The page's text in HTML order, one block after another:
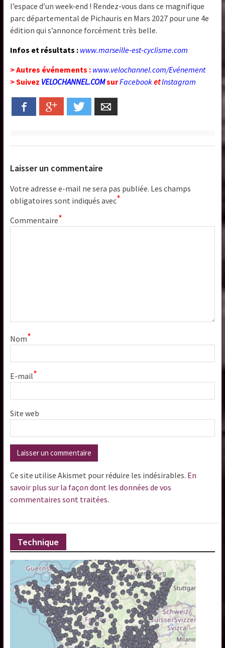
l’espace d’un week-end ! Rendez-vous dans ce magnifique
parc départemental de Pichauris en Mars 2027 pour une 4e
édition qui s’annonce forcément très belle.
Infos et résultats : www.marseille-est-cyclisme.com
> Autres événements : www.velochannel.com/Evénement
> Suivez VELOCHANNEL.COMsurFacebooketInstagram
Facebook Google+ Twitter
Laisser un commentaire
Votre adresse e-mail ne sera pas publiée. Les champs
obligatoires sont indiqués avec*
Commentaire*
Nom*
E-mail*
Site web
Ce site utilise Akismet pour réduire les indésirables. En
savoir plus sur la façon dont les données de vos
commentaires sont traitées.
Technique